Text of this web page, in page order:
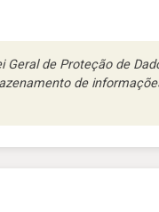
de Proteção de
de